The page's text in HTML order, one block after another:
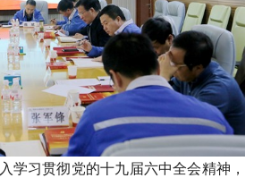
学习贯彻党的十九届六中全会精神，